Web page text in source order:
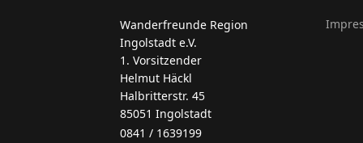
Wanderfreunde Region
Ingolstadt e.V.
1. Vorsitzender
Helmut Häckl
Halbritterstr. 45
85051 Ingolstadt
0841 / 1639199